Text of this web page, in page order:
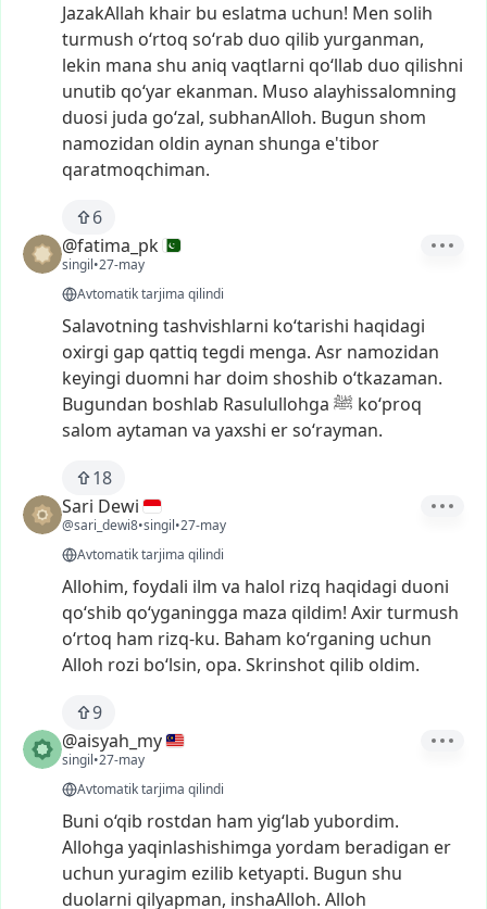
JazakAllah khair bu eslatma uchun! Men solih
turmush o‘rtoq so‘rab duo qilib yurganman,
lekin mana shu aniq vaqtlarni qo‘llab duo qilishni
unutib qo‘yar ekanman. Muso alayhissalomning
duosi juda go‘zal, subhanAlloh. Bugun shom
namozidan oldin aynan shunga e'tibor
qaratmoqchiman.
6
@fatima_pk
singil•27-may
Avtomatik tarjima qilindi
Salavotning tashvishlarni ko‘tarishi haqidagi
oxirgi gap qattiq tegdi menga. Asr namozidan
keyingi duomni har doim shoshib o‘tkazaman.
Bugundan boshlab Rasulullohga ﷺ ko‘proq
salom aytaman va yaxshi erso‘rayman.
18
Sari Dewi
@sari_dewi8•singil•27-may
Avtomatik tarjima qilindi
Allohim, foydali ilm va halol rizq haqidagi duoni
qo‘shib qo‘yganingga maza qildim! Axirturmush
o‘rtoq ham rizq-ku. Baham ko‘rganing uchun
Alloh rozi bo‘lsin, opa. Skrinshot qilib oldim.
9
@aisyah_my
singil•27-may
Avtomatik tarjima qilindi
Buni o‘qib rostdan ham yig‘lab yubordim.
Allohga yaqinlashishimga yordam beradigan er
uchun yuragim ezilib ketyapti. Bugun shu
duolarni qilyapman, inshaAlloh. Alloh